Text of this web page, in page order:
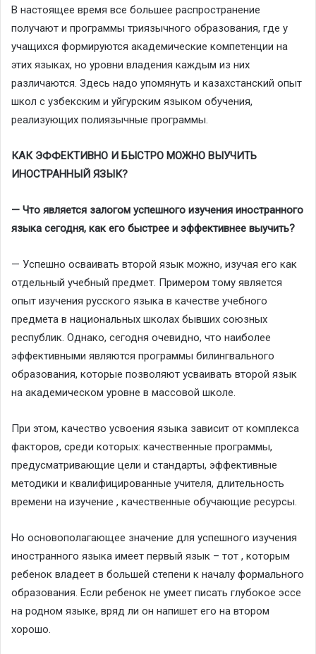
В настоящее время все большее распространение
получают и программы триязычного образования, где у
учащихся формируются академические компетенции на
этих языках, но уровни владения каждым из них
различаются. Здесь надо упомянуть и казахстанский опыт
школ с узбекским и уйгурским языком обучения,
реализующих полиязычные программы.
КАК ЭФФЕКТИВНО И БЫСТРО МОЖНО ВЫУЧИТЬ
ИНОСТРАННЫЙ ЯЗЫК?
— Что является залогом успешного изучения иностранного
языка сегодня, как его быстрее и эффективнее выучить?
— Успешно осваивать второй язык можно, изучая его как
отдельный учебный предмет. Примером тому является
опыт изучения русского языка в качестве учебного
предмета в национальных школах бывших союзных
республик. Однако, сегодня очевидно, что наиболее
эффективными являются программы билингвального
образования, которые позволяют усваивать второй язык
на академическом уровне в массовой школе.
При этом, качество усвоения языка зависит от комплекса
факторов, среди которых: качественные программы,
предусматривающие цели и стандарты, эффективные
методики и квалифицированные учителя, длительность
времени на изучение , качественные обучающие ресурсы.
Но основополагающее значение для успешного изучения
иностранного языка имеет первый язык – тот , которым
ребенок владеет в большей степени к началу формального
образования. Если ребенок не умеет писать глубокое эссе
на родном языке, вряд ли он напишет его на втором
хорошо.